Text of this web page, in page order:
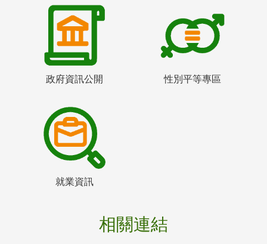
政府資訊公開 性別平等專區
就業資訊
相關連結